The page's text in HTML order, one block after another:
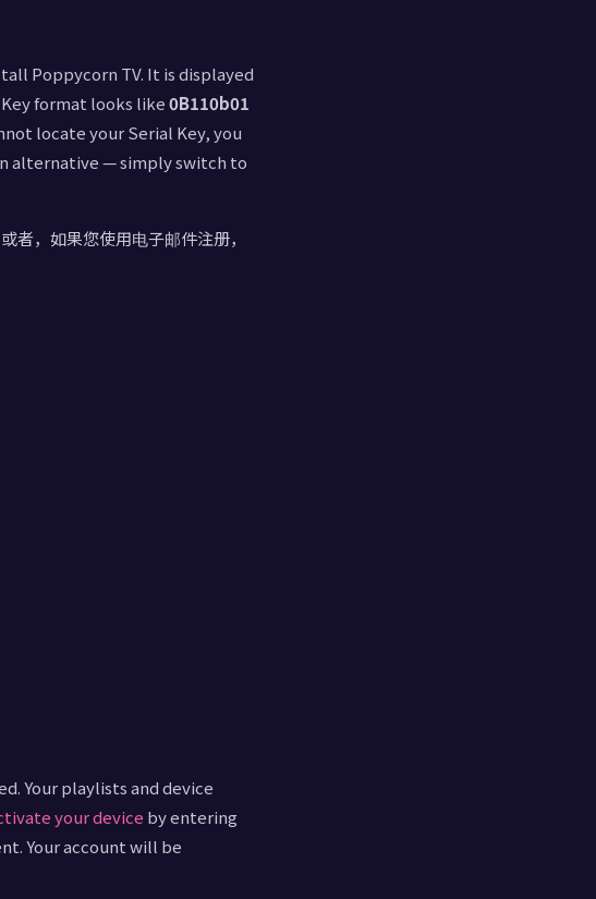
Poppycorn TV. It is displayed
format looks like0B110b01
locate your Serial Key, you
alternative — simply switch to
者，如果您使用电子邮件注册，
Your playlists and device
your device by entering
Your account will be